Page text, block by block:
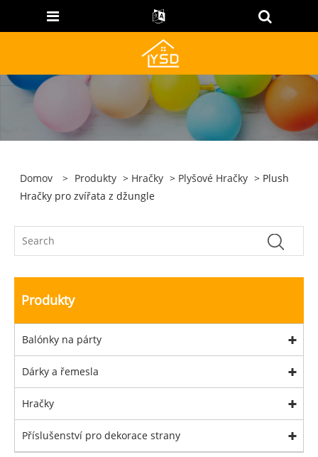
Domov > Produkty > Hračky > Plyšové Hračky > Plush
Hračky pro zvířata z džungle
Produkty
Balónky na párty
Dárky a řemesla
Hračky
Příslušenství pro dekorace strany